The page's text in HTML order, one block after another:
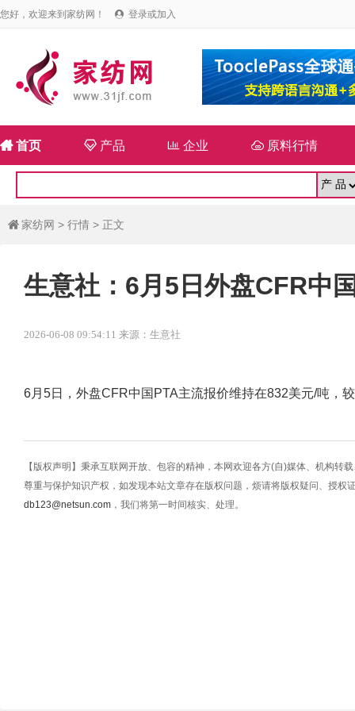
您好，欢迎来到家纺网！  登录或加入
首页 产品  企业 原料行情
 家纺网 > 行情 > 正文
生意社：6月5日外盘CFR中
2026-06-08 09:54:11 来源：生意社
6月5日，外盘CFR中国PTA主流报价维持在832美元/吨，
【版权声明】秉承互联网开放、包容的精神，本网欢迎各方(自)媒体、机构转
尊重与保护知识产权，如发现本站文章存在版权问题，烦请将版权疑问、授权
db123@netsun.com ，我们将第一时间核实、处理。